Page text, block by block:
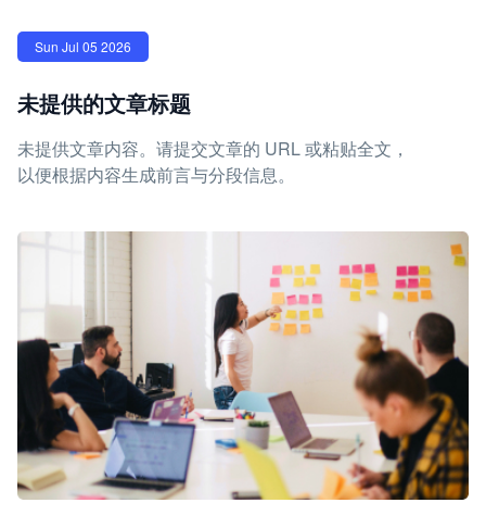
Sun Jul 05 2026
未提供的文章标题
未提供文章内容。请提交文章的 URL 或粘贴全文，
以便根据内容生成前言与分段信息。